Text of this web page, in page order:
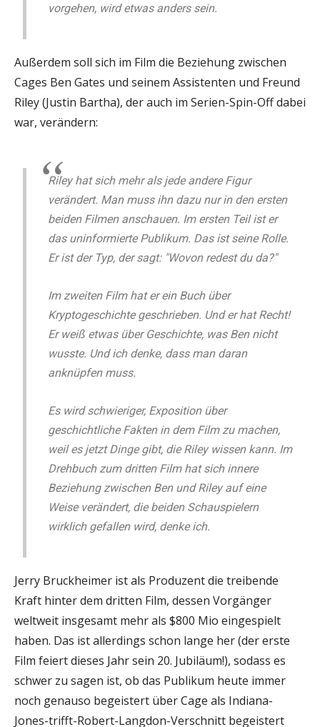
vorgehen, wird etwas anders sein.
Außerdem soll sich im Film die Beziehung zwischen
Cages Ben Gates und seinem Assistenten und Freund
Riley (Justin Bartha), der auch im Serien-Spin-Off dabei
war, verändern:
Riley hat sich mehr als jede andere Figur
verändert. Man muss ihn dazu nur in den ersten
beiden Filmen anschauen. Im ersten Teil ist er
das uninformierte Publikum. Das ist seine Rolle.
Er ist der Typ, der sagt: "Wovon redest du da?"
Im zweiten Film hat er ein Buch über
Kryptogeschichte geschrieben. Und er hat Recht!
Er weiß etwas über Geschichte, was Ben nicht
wusste. Und ich denke, dass man daran
anknüpfen muss.
Es wird schwieriger, Exposition über
geschichtliche Fakten in dem Film zu machen,
weil es jetzt Dinge gibt, die Riley wissen kann. Im
Drehbuch zum dritten Film hat sich innere
Beziehung zwischen Ben und Riley auf eine
Weise verändert, die beiden Schauspielern
wirklich gefallen wird, denke ich.
Jerry Bruckheimer ist als Produzent die treibende
Kraft hinter dem dritten Film, dessen Vorgänger
weltweit insgesamt mehr als $800 Mio eingespielt
haben. Das ist allerdings schon lange her (der erste
Film feiert dieses Jahr sein 20. Jubiläum!), sodass es
schwer zu sagen ist, ob das Publikum heute immer
noch genauso begeistert über Cage als Indiana-
Jones-trifft-Robert-Langdon-Verschnitt begeistert